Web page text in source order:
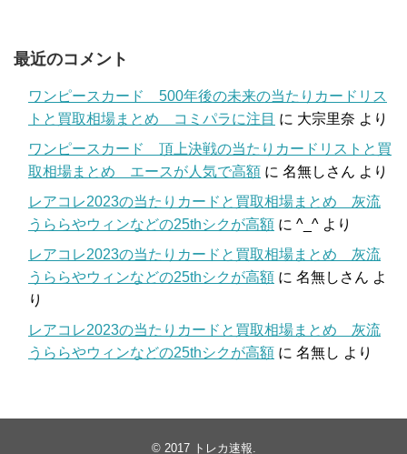
最近のコメント
ワンピースカード 500年後の未来の当たりカードリス
トと買取相場まとめ コミパラに注目 に 大宗里奈 より
ワンピースカード 頂上決戦の当たりカードリストと買
取相場まとめ エースが人気で高額 に 名無しさん より
レアコレ2023の当たりカードと買取相場まとめ 灰流
うららやウィンなどの25thシクが高額 に ^_^ より
レアコレ2023の当たりカードと買取相場まとめ 灰流
うららやウィンなどの25thシクが高額 に 名無しさん よ
り
レアコレ2023の当たりカードと買取相場まとめ 灰流
うららやウィンなどの25thシクが高額 に 名無し より
© 2017 トレカ速報.